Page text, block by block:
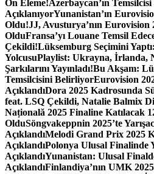
Ön Eleme!Azerbaycan’ın Temsilcisi
AçıklanıyorYunanistan’ın
Oldu!JJ, Avusturya’nın Eurovision
OlduFransa’yı Louane Temsil
Çekildi!Lüksemburg Seçimini
YolcusuPlaylist: Ukrayna, İrlanda,
Şarkılarını Yayınladı!Bu Akşam:
Temsilcisini BelirliyorEurovision
AçıklandıDora 2025 Kadrosunda
feat. LSQ Çekildi, Natalie Balmix
Națională 2025 Finaline Katılacak
OlduSöngvakeppnin 2025’te
AçıklandıMelodi Grand Prix 2025
AçıklandıPolonya Ulusal Finalinde
AçıklandıYunanistan: Ulusal
AçıklandıFinlandiya’nın UMK